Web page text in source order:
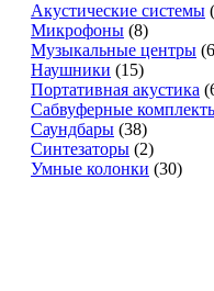
Акустические системы
Микрофоны (8)
Музыкальные центры
Наушники (15)
Портативная акустика
Сабвуферные
Саундбары (38)
Синтезаторы (2)
Умные колонки (30)